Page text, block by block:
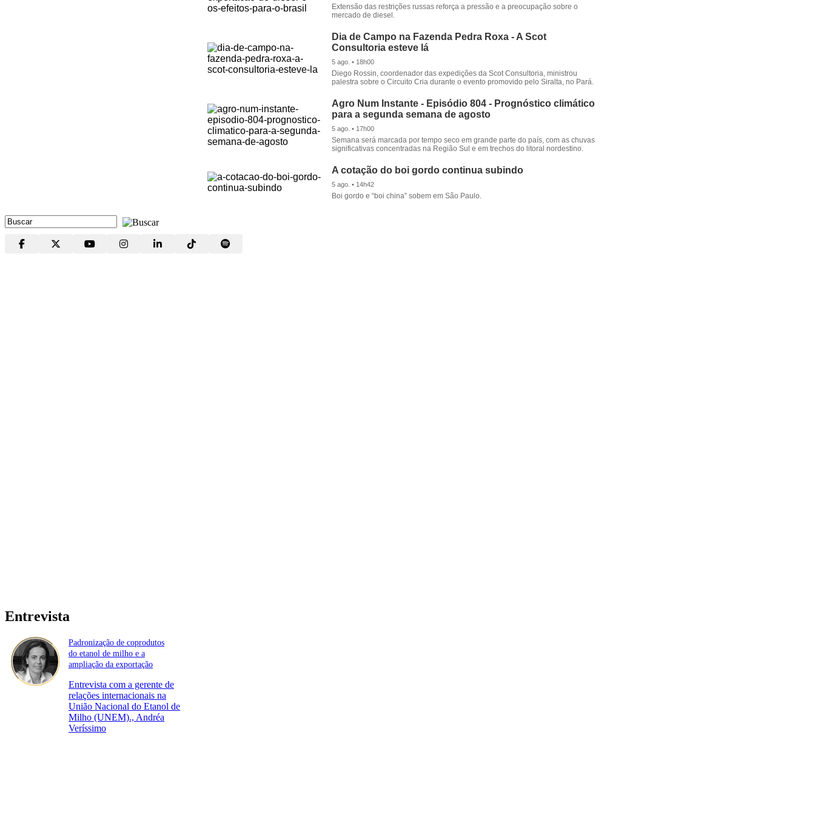
Extensão das restrições russas reforça a pressão e a preocupação sobre o
mercado de diesel.
Dia de Campo na Fazenda Pedra Roxa - A Scot
Consultoria esteve lá
5 ago. • 18h00
Diego Rossin, coordenador das expedições da Scot Consultoria, ministrou
palestra sobre o Circuito Cria durante o evento promovido pelo Siralta, no Pará.
Agro Num Instante - Episódio 804 - Prognóstico climático
para a segunda semana de agosto
5 ago. • 17h00
Semana será marcada por tempo seco em grande parte do país, com as chuvas
significativas concentradas na Região Sul e em trechos do litoral nordestino.
A cotação do boi gordo continua subindo
5 ago. • 14h42
Boi gordo e “boi china” sobem em São Paulo.
Entrevista
Padronização de coprodutos
do etanol de milho e a
ampliação da exportação
Entrevista com a gerente de
relações internacionais na
União Nacional do Etanol de
Milho (UNEM)., Andréa
Veríssimo